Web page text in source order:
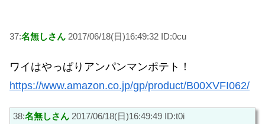
37:名無しさん 2017/06/18(日)16:49:32 ID:0cu
ワイはやっぱりアンパンマンポテト！
https://www.amazon.co.jp/gp/product/B00XVFI062/
38:名無しさん 2017/06/18(日)16:49:49 ID:t0i